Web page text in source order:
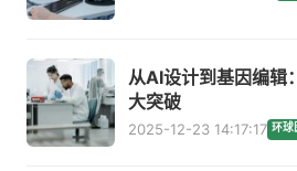
从AI设计到基因编
大突破
2025-12-23 14:17:17 环球